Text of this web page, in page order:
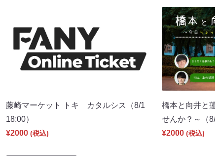
藤崎マーケット トキ カタルシス（8/1
18:00）
¥2000 (税込)
橋本と向井と蓮
せんか？～（
¥2000 (税込)